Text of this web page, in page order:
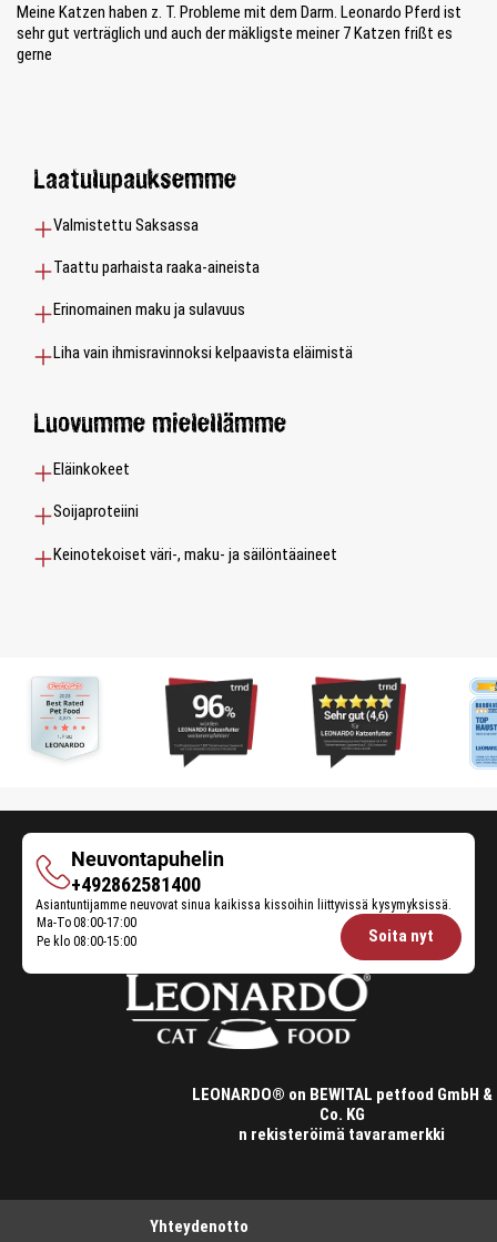
Meine Katzen haben z. T. Probleme mit dem Darm. Leonardo Pferd ist
sehr gut verträglich und auch der mäkligste meiner 7 Katzen frißt es
gerne
Laatulupauksemme
Valmistettu Saksassa
Taattu parhaista raaka-aineista
Erinomainen maku ja sulavuus
Liha vain ihmisravinnoksi kelpaavista eläimistä
Luovumme mielellämme
Eläinkokeet
Soijaproteiini
Keinotekoiset väri-, maku- ja säilöntäaineet
Neuvontapuhelin
Neuvontapuhelin
+492862581400
Asiantuntijamme neuvovat sinua kaikissa kissoihin liittyvissä kysymyksissä.
Opening
Ma-To08:00-17:00
Pe klo 08:00-15:00 Soita nyt
LEONARDO® on BEWITAL petfood GmbH &
Co. KG
n rekisteröimä tavaramerkki
Yhteydenotto